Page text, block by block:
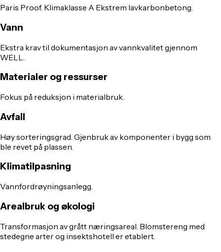
Paris Proof. Klimaklasse A Ekstrem lavkarbonbetong.
Vann
Ekstra krav til dokumentasjon av vannkvalitet gjennom
WELL.
Materialer og ressurser
Fokus på reduksjon i materialbruk.
Avfall
Høy sorteringsgrad. Gjenbruk av komponenter i bygg som
ble revet på plassen.
Klimatilpasning
Vannfordrøyningsanlegg.
Arealbruk og økologi
Transformasjon av grått næringsareal. Blomstereng med
stedegne arter og insektshotell er etablert.